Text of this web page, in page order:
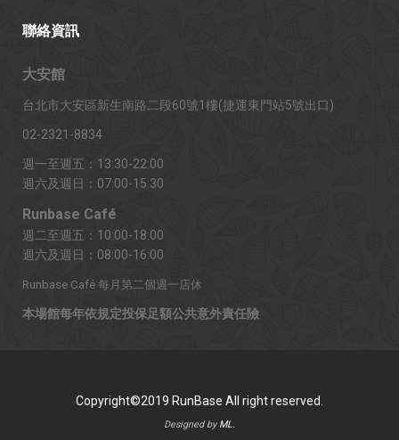
聯絡資訊
大安館
台北市大安區新生南路二段60號1樓(捷運東門站5號出口)
02-2321-8834
週一至週五：13:30-22:00
週六及週日：07:00-15:30
Runbase Café
週二至週五：10:00-18:00
週六及週日：08:00-16:00
Runbase Café 每月第二個週一店休
本場館每年依規定投保足額公共意外責任險
Copyright©2019 RunBase All right reserved.
Designed by ML.